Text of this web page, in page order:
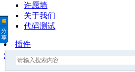
许愿墙
关于我们
代码测试
插件
爱秀代码